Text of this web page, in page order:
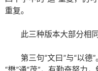
重复。
此三种版本大部分相
第三句“文曰”与“以德